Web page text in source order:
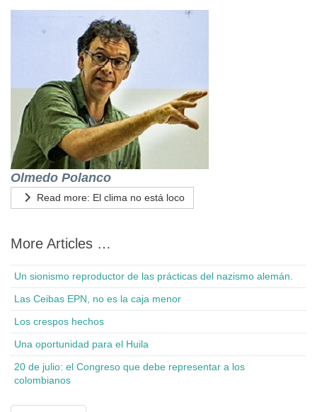
Olmedo Polanco
Read more: El clima no está loco
More Articles …
Un sionismo reproductor de las prácticas del nazismo alemán.
Las Ceibas EPN, no es la caja menor
Los crespos hechos
Una oportunidad para el Huila
20 de julio: el Congreso que debe representar a los
colombianos